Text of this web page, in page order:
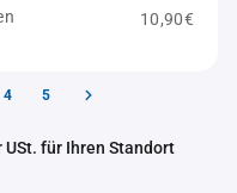
10,90€
4 5
für Ihren Standort